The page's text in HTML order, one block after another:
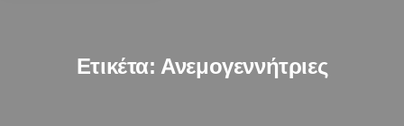
Ετικέτα: Ανεμογεννήτριες